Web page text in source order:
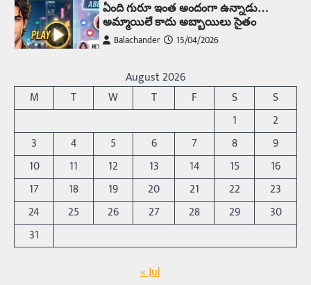
4
ఏంది గురూ ఇంత అందంగా ఉన్నాడు…
అమ్మాయిలే కాదు అబ్బాయిలు సైతం
Balachander 15/04/2026
బోమ్మ అని పిలుస్తాం. స్పెయిన్‌ అమ్మాయిలు చాలా
అందంగా ఉంటారనే నానుడి…
5
రోడ్డుపై ఏరులై పారిన బీర్లు… ఘాటుతో
మండుతున్న నోర్లు
Balachander 15/04/2026
ఉత్తర ప్రదేశ్‌లోని ఝాన్సీ జిల్లాలో ఒక వింతైన రోడ్డు
ప్రమాదం చోటుచేసుకుంది. ఝాన్సీ–కాన్పూర్ జాతీయ
రహదారిపై వేల సంఖ్యలో బీరు…
Trending
అక్కడ ఆదివారం బట్టలు ఉతికితే…జైలుకే
August 2026
M
T W T F S
S
1
2
3
4 5 6 7 8
9
10
11 12 13 14 15
16
17
18 19 20 21 22
23
24
25 26 27 28 29
30
31
« Jul